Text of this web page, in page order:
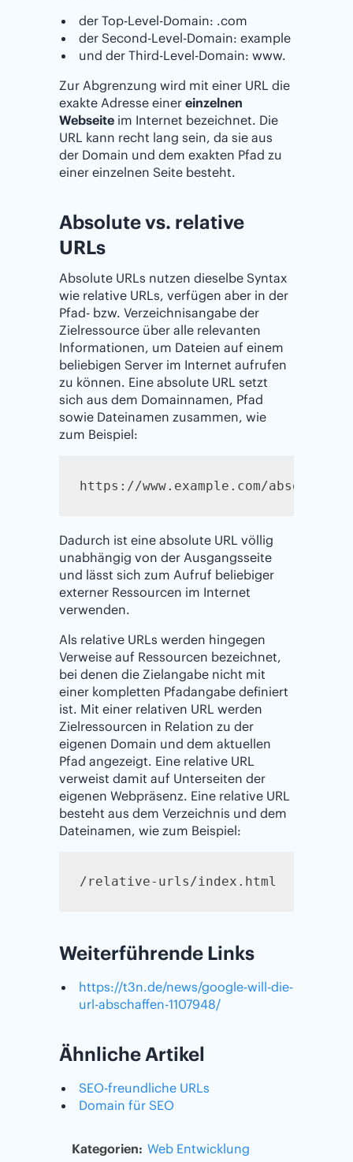
der Top-Level-Domain: .com
der Second-Level-Domain: example
und der Third-Level-Domain: www.
Zur Abgrenzung wird mit einer URL die
exakte Adresse einer einzelnen
Webseite im Internet bezeichnet. Die
URL kann recht lang sein, da sie aus
der Domain und dem exakten Pfad zu
einer einzelnen Seite besteht.
Absolute vs. relative
URLs
Absolute URLs nutzen dieselbe Syntax
wie relative URLs, verfügen aber in der
Pfad- bzw. Verzeichnisangabe der
Zielressource über alle relevanten
Informationen, um Dateien auf einem
beliebigen Server im Internet aufrufen
zu können. Eine absolute URL setzt
sich aus dem Domainnamen, Pfad
sowie Dateinamen zusammen, wie
zum Beispiel:
https://www.example.com/
Dadurch ist eine absolute URL völlig
unabhängig von der Ausgangsseite
und lässt sich zum Aufruf beliebiger
externer Ressourcen im Internet
verwenden.
Als relative URLs werden hingegen
Verweise auf Ressourcen bezeichnet,
bei denen die Zielangabe nicht mit
einer kompletten Pfadangabe definiert
ist. Mit einer relativen URL werden
Zielressourcen in Relation zu der
eigenen Domain und dem aktuellen
Pfad angezeigt. Eine relative URL
verweist damit auf Unterseiten der
eigenen Webpräsenz. Eine relative URL
besteht aus dem Verzeichnis und dem
Dateinamen, wie zum Beispiel:
/relative-urls/index.html
Weiterführende Links
https://t3n.de/news/google-will-die-
url-abschaffen-1107948/
Ähnliche Artikel
SEO-freundliche URLs
Domain für SEO
Kategorien: Web Entwicklung